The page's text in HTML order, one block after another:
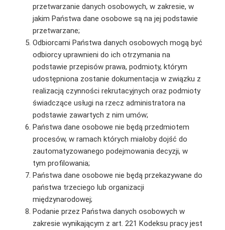
przetwarzanie danych osobowych, w zakresie, w
jakim Państwa dane osobowe są na jej podstawie
przetwarzane;
Odbiorcami Państwa danych osobowych mogą być
odbiorcy uprawnieni do ich otrzymania na
podstawie przepisów prawa, podmioty, którym
udostępniona zostanie dokumentacja w związku z
realizacją czynności rekrutacyjnych oraz podmioty
świadczące usługi na rzecz administratora na
podstawie zawartych z nim umów;
Państwa dane osobowe nie będą przedmiotem
procesów, w ramach których miałoby dojść do
zautomatyzowanego podejmowania decyzji, w
tym profilowania;
Państwa dane osobowe nie będą przekazywane do
państwa trzeciego lub organizacji
międzynarodowej;
Podanie przez Państwa danych osobowych w
zakresie wynikającym z art. 221 Kodeksu pracy jest